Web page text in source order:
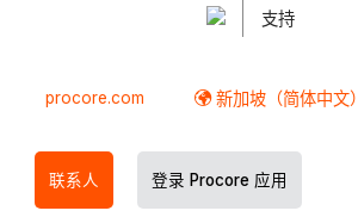
支持
procore.com 新加坡（简体中文）
联系人 登录 Procore 应用